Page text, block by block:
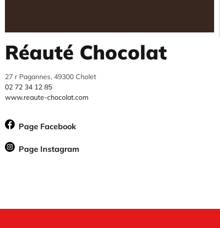
Réauté Chocolat
27 r Pagannes, 49300 Cholet
02 72 34 12 85
www.reaute-chocolat.com
Page Facebook
Page Instagram